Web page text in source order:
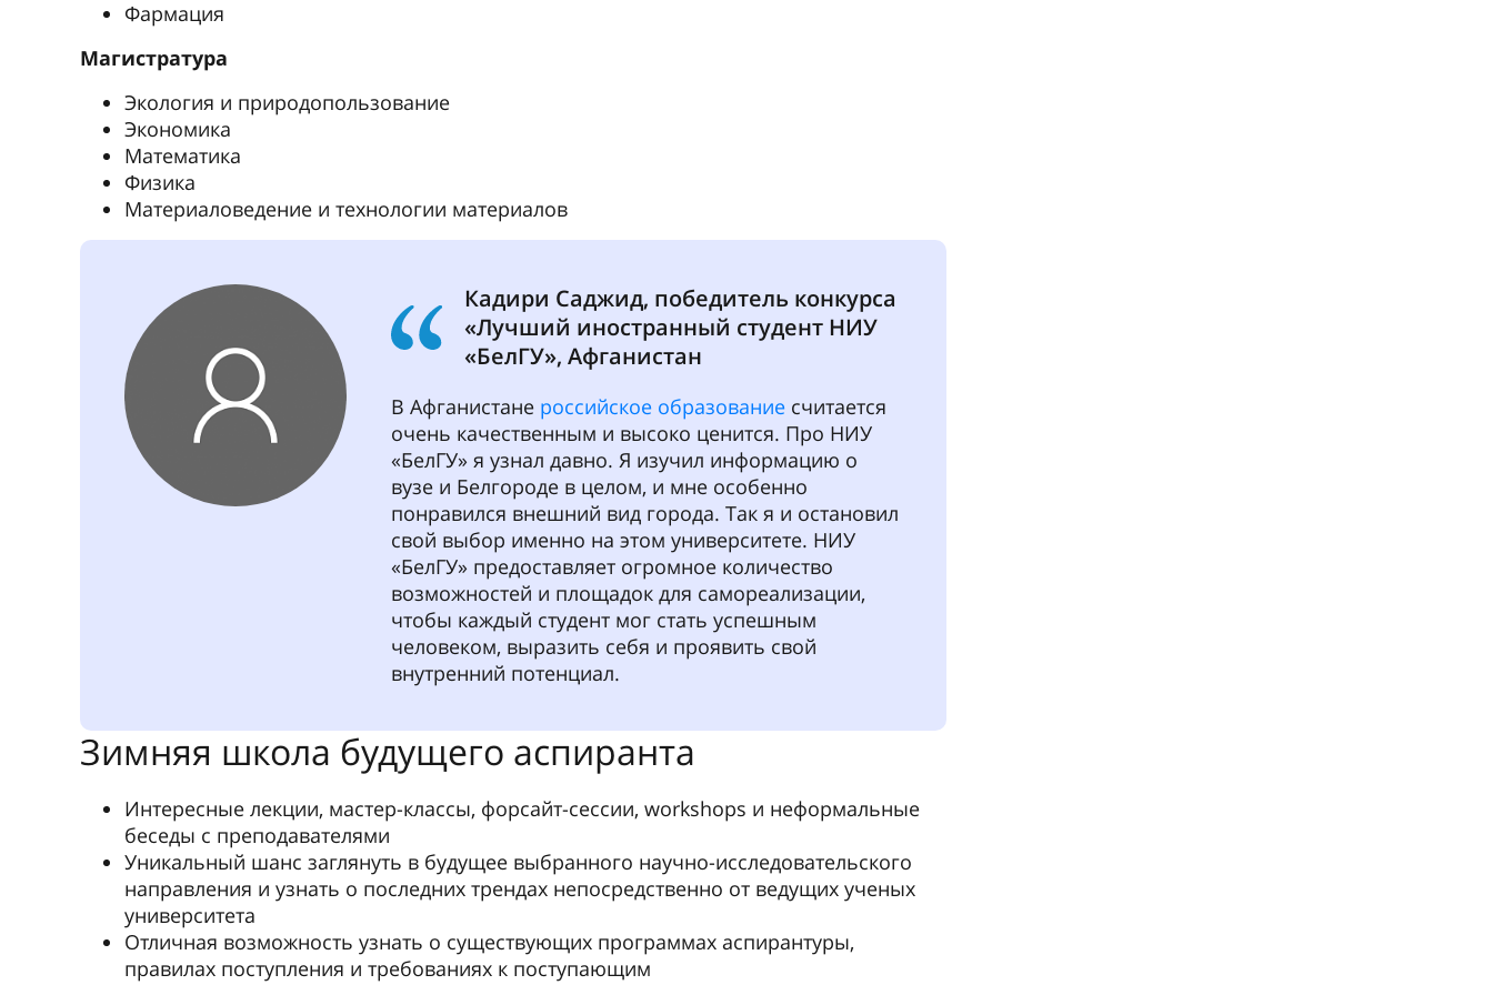
возможностей и площадок для самореализации,
Зимняя школа будущего аспиранта
Интересные лекции, мастер-классы, форсайт-сессии, workshops и неформальные
беседы с преподавателями
Уникальный шанс заглянуть в будущее выбранного научно-исследовательского
направления и узнать о последних трендах непосредственно от ведущих ученых
университета
Отличная возможность узнать о существующих программах аспирантуры,
правилах поступления и требованиях к поступающим
Кете Карлуш Жорже, выпускник НИУ
«БелГУ», профессор двух ведущих
университетов Анголы
Наверное, каждый студент-иностранец со мной
России – недостаточное знание языка. Однако
общение с русскими друзьями вскоре помогло мне
его освоить. Об университете у меня сложилось
хорошее впечатление. Это действительно храм
профессиональную подготовку. В 2014 году я
окончил с отличием юридический институт, а
ассистентом кафедры конституционного и
международного права.